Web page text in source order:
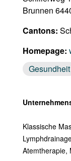
Brunnen
Cantons:
Homepage:
Gesundheit
Klassische
Atemtherapie,